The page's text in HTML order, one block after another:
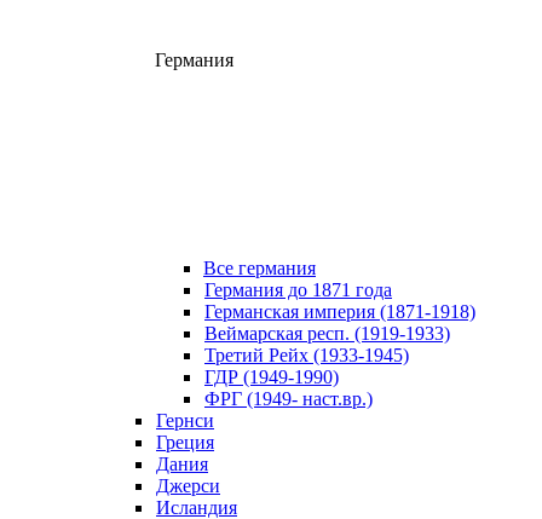
Германия
Все германия
Германия до 1871 года
Германская империя (1871-1918)
Веймарская респ. (1919-1933)
Третий Рейх (1933-1945)
ГДР (1949-1990)
ФРГ (1949- наст.вр.)
Гернси
Греция
Дания
Джерси
Исландия